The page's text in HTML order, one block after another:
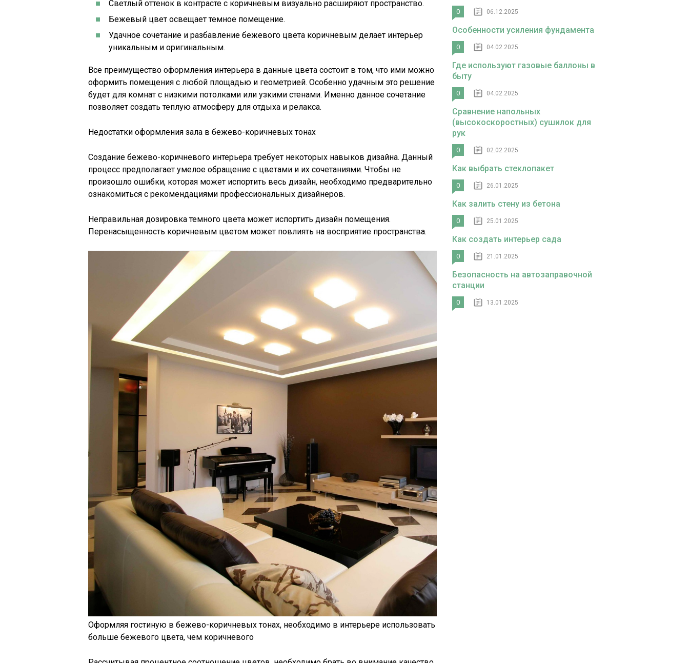
Светлый оттенок в контрасте с коричневым визуально расширяют пространство.
Бежевый цвет освещает темное помещение.
Удачное сочетание и разбавление бежевого цвета коричневым делает интерьер
уникальным и оригинальным.
Все преимущество оформления интерьера в данные цвета состоит в том, что ими можно
оформить помещения с любой площадью и геометрией. Особенно удачным это решение
будет для комнат с низкими потолками или узкими стенами. Именно данное сочетание
позволяет создать теплую атмосферу для отдыха и релакса.
Недостатки оформления зала в бежево-коричневых тонах
Создание бежево-коричневого интерьера требует некоторых навыков дизайна. Данный
процесс предполагает умелое обращение с цветами и их сочетаниями. Чтобы не
произошло ошибки, которая может испортить весь дизайн, необходимо предварительно
ознакомиться с рекомендациями профессиональных дизайнеров.
Неправильная дозировка темного цвета может испортить дизайн помещения.
Перенасыщенность коричневым цветом может повлиять на восприятие пространства.
Оформляя гостиную в бежево-коричневых тонах, необходимо в интерьере использовать
больше бежевого цвета, чем коричневого
0 06.12.2025
Особенности усиления фундамента
0 04.02.2025
Где используют газовые баллоны в
быту
0 04.02.2025
Сравнение напольных
(высокоскоростных) сушилок для
рук
0 02.02.2025
Как выбрать стеклопакет
0 26.01.2025
Как залить стену из бетона
0 25.01.2025
Как создать интерьер сада
0 21.01.2025
Безопасность на автозаправочной
станции
0 13.01.2025